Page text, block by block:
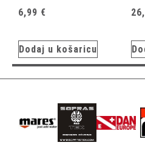
6,99 €
Dodaj u košaricu